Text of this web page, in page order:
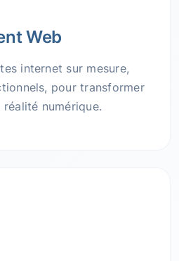
Web
internet sur mesure,
pour transformer
numérique.